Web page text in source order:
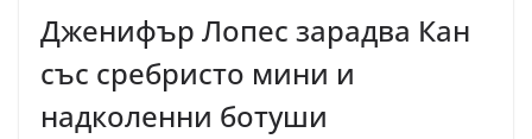
Дженифър Лопес зарадва Кан
със сребристо мини и
надколенни ботуши